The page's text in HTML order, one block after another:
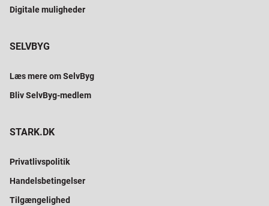
Digitale muligheder
SELVBYG
Læs mere om SelvByg
Bliv SelvByg-medlem
STARK.DK
Privatlivspolitik
Handelsbetingelser
Tilgængelighed